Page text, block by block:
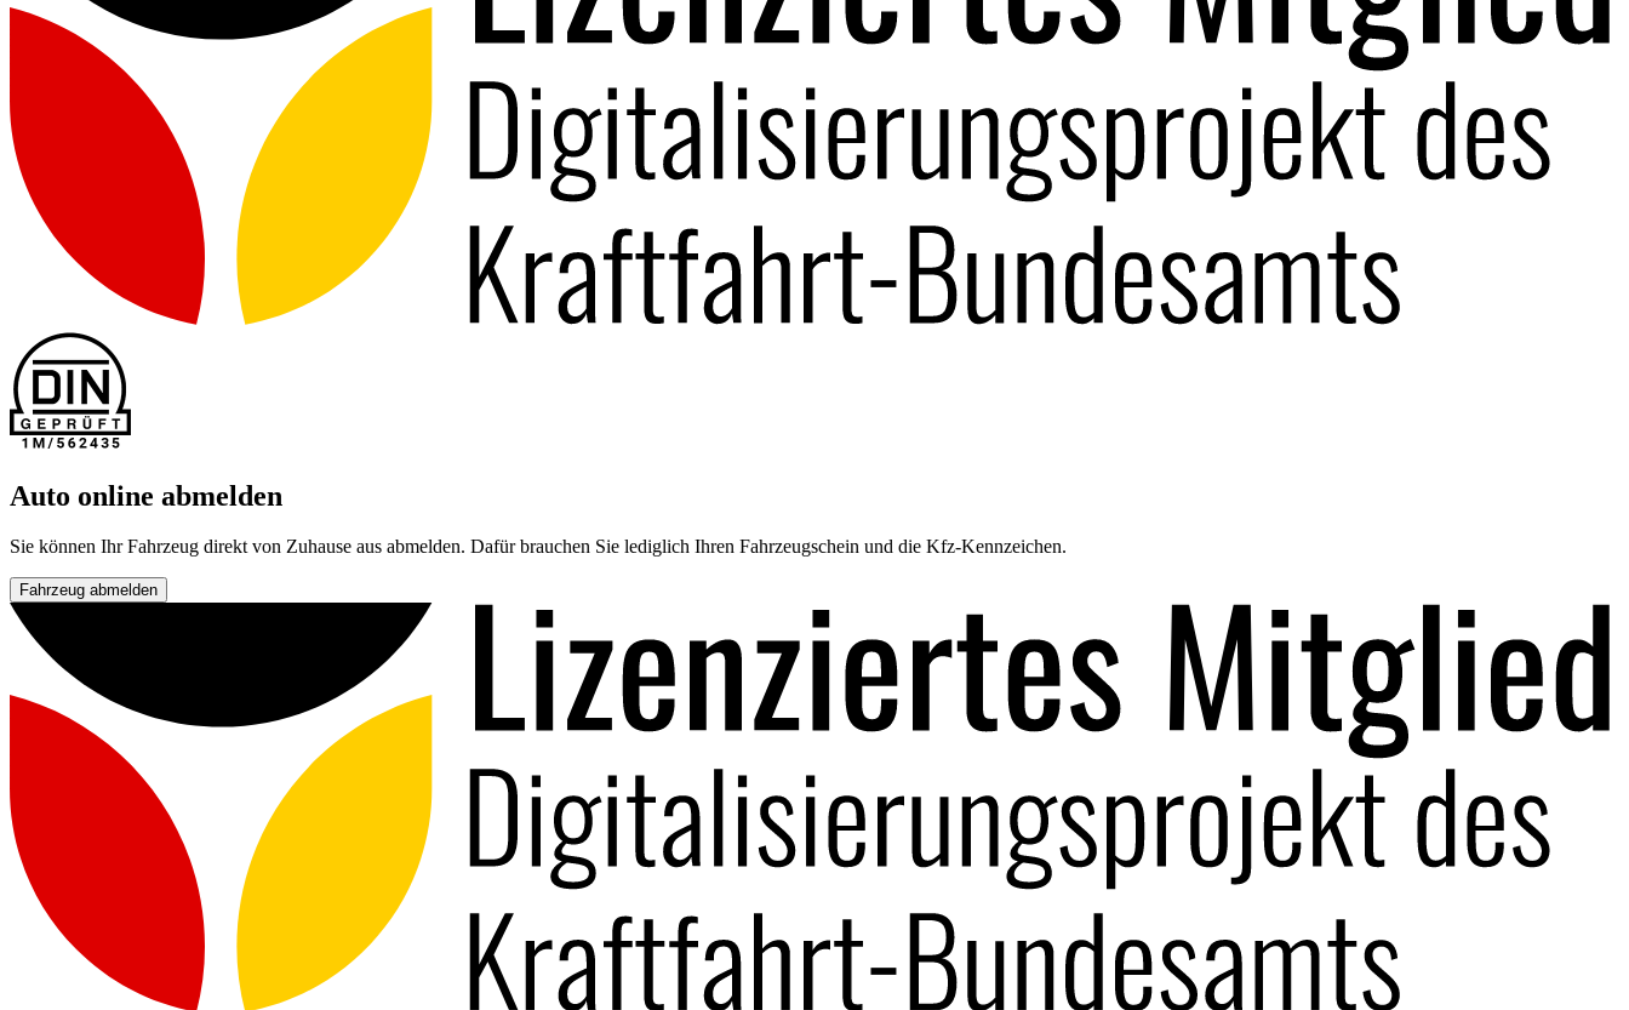
Auto online abmelden
Sie können Ihr Fahrzeug direkt von Zuhause aus abmelden. Dafür brauchen Sie lediglich Ihren Fahrzeugschein und die Kfz-Kennzeichen.
Fahrzeug abmelden